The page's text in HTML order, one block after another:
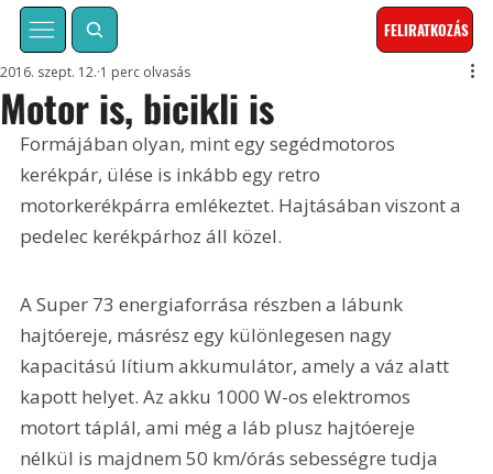
FELIRATKOZÁS
Motor is, bicikli is
2016. szept. 12. 1 perc olvasás
Formájában olyan, mint egy segédmotoros
kerékpár, ülése is inkább egy retro
motorkerékpárra emlékeztet. Hajtásában viszont a
pedelec kerékpárhoz áll közel.
A Super 73 energiaforrása részben a lábunk
hajtóereje, másrész egy különlegesen nagy
kapacitású lítium akkumulátor, amely a váz alatt
kapott helyet. Az akku 1000 W-os elektromos
motort táplál, ami még a láb plusz hajtóereje
nélkül is majdnem 50 km/órás sebességre tudja